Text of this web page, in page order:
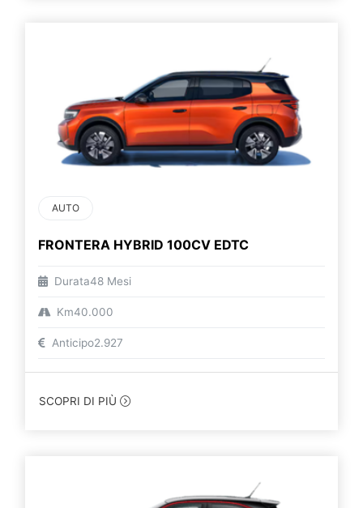
AUTO
FRONTERA HYBRID 100CV EDTC
Durata48 Mesi
Km40.000
Anticipo2.927
SCOPRI DI PIÙ